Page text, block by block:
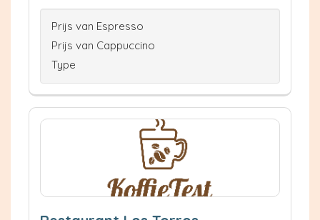
Prijs van Espresso
Prijs van Cappuccino
Type